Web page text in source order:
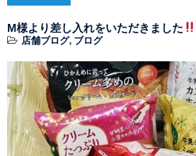
M様より差し入れをいただきました
店舗ブログ, ブログ